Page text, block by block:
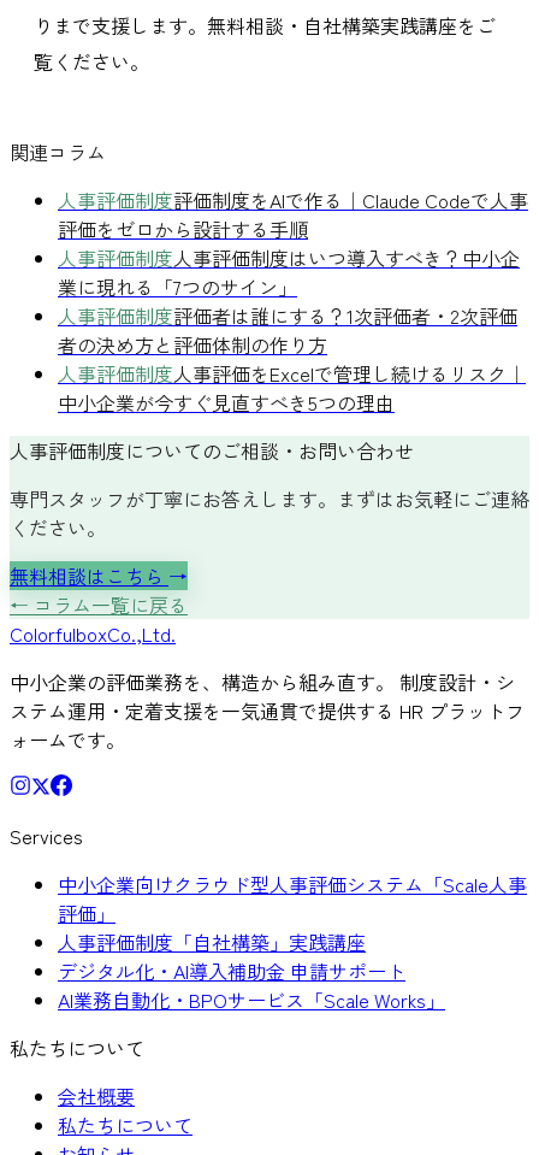
りまで支援します。無料相談・自社構築実践講座をご
覧ください。
関連コラム
人事評価制度評価制度をAIで作る｜Claude Codeで人事
評価をゼロから設計する手順
人事評価制度人事評価制度はいつ導入すべき？中小企
業に現れる「7つのサイン」
人事評価制度評価者は誰にする？1次評価者・2次評価
者の決め方と評価体制の作り方
人事評価制度人事評価をExcelで管理し続けるリスク｜
中小企業が今すぐ見直すべき5つの理由
人事評価制度についてのご相談・お問い合わせ
専門スタッフが丁寧にお答えします。まずはお気軽にご連絡
ください。
無料相談はこちら →
← コラム一覧に戻る
ColorfulboxCo.,Ltd.
中小企業の評価業務を、構造から組み直す。 制度設計・シ
ステム運用・定着支援を一気通貫で提供する HR プラットフ
ォームです。
Services
中小企業向けクラウド型人事評価システム「Scale人事
評価」
人事評価制度「自社構築」実践講座
デジタル化・AI導入補助金 申請サポート
AI業務自動化・BPOサービス「Scale Works」
私たちについて
会社概要
私たちについて